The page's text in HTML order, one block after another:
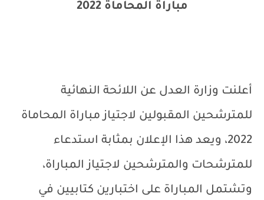
مباراة المحاماة 2022
أعلنت وزارة العدل عن اللائحة النهائية
للمترشحين المقبولين لاجتياز مباراة المحاماة
2022، ويعد هذا الإعلان بمثابة استدعاء
للمترشحات والمترشحين لاجتياز المباراة،
وتشتمل المباراة على اختبارين كتابيين في